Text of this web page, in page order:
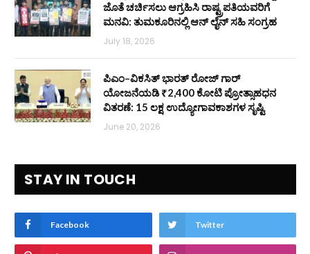
ಜೊತೆ ಚರ್ಚಿಸಲು ಆಗ್ರಹಿಸಿ ರಾಷ್ಟ್ರಪತಿಯವರಿಗೆ
ಮನವಿ: ತುಮಕೂರಿನಲ್ಲಿ ಆನ್‌ ಲೈನ್ ಸಹಿ ಸಂಗ್ರಹ
July 18, 2026
ಪಿಎಂ–ವಿಕಸಿತ್ ಭಾರತ್ ರೋಜ್‌ ಗಾರ್
ಯೋಜನೆಯಡಿ ₹2,400 ಕೋಟಿ ಪ್ರೋತ್ಸಾಹಧನ
ವಿತರಣೆ: 15 ಲಕ್ಷ ಉದ್ಯೋಗಾವಕಾಶಗಳ ಸೃಷ್ಟಿ
June 20, 2026
STAY IN TOUCH
Facebook Twitter